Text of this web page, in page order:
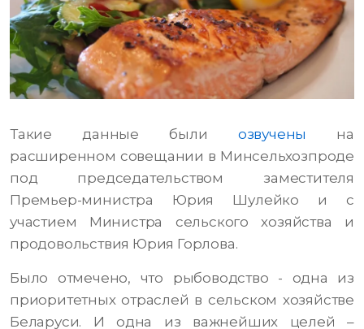
Такие данные были озвучены
на
расширенном совещании в Минсельхозпроде
под председательством заместителя
Премьер-министра Юрия Шулейко и с
участием Министра сельского хозяйства и
продовольствия Юрия Горлова.
Было отмечено, что рыбоводство - одна из
приоритетных отраслей в сельском хозяйстве
Беларуси. И одна из важнейших целей –